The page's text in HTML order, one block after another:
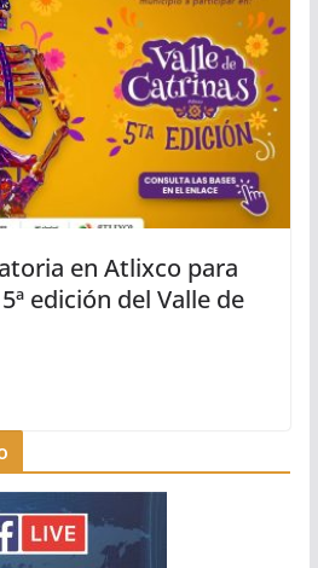
en Atlixco para
edición del Valle de